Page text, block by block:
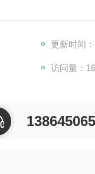
更新时间
访问量：